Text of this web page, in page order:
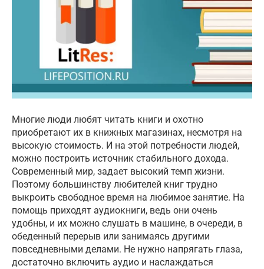
Многие люди любят читать книги и охотно
приобретают их в книжных магазинах, несмотря на
высокую стоимость. И на этой потребности людей,
можно построить источник стабильного дохода.
Современный мир, задает высокий темп жизни.
Поэтому большинству любителей книг трудно
выкроить свободное время на любимое занятие. На
помощь приходят аудиокниги, ведь они очень
удобны, и их можно слушать в машине, в очереди, в
обеденный перерыв или занимаясь другими
повседневными делами. Не нужно напрягать глаза,
достаточно включить аудио и наслаждаться